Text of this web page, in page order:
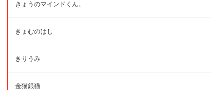
きょうのマインドくん。
きょむのはし
きりうみ
金猫銀猫